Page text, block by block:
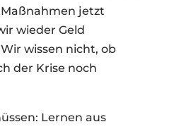
jetzt
wieder Geld
wissen nicht, ob
der Krise noch
Lernen aus